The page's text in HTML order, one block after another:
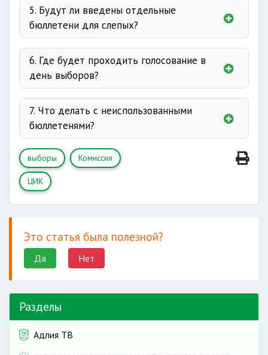
5. Будут ли введены отдельные
бюллетени для слепых?
6. Где будет проходить голосование в
день выборов?
7. Что делать с неиспользованными
бюллетенями?
выборы Комиссия
ЦИК
Это статья была полезной?
Да Нет
Разделы
Адлия ТВ